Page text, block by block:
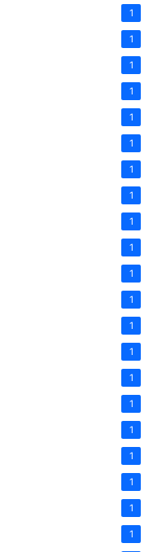
1
1
1
1
1
1
1
1
1
1
1
1
1
1
1
1
1
1
1
1
1